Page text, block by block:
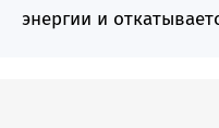
энергии и